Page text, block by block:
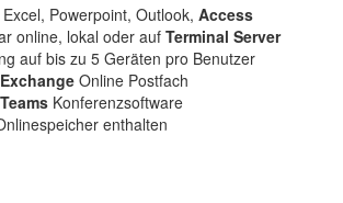
Powerpoint, Outlook, Access
online, lokal oder aufTerminal Server
auf bis zu 5 Geräten pro Benutzer
Online Postfach
Konferenzsoftware
enthalten